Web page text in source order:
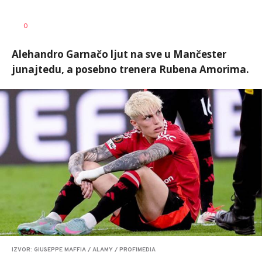
AUTOR
0
Alehandro Garnačo ljut na sve u Mančester
junajtedu, a posebno trenera Rubena Amorima.
IZVOR: GIUSEPPE MAFFIA / ALAMY / PROFIMEDIA